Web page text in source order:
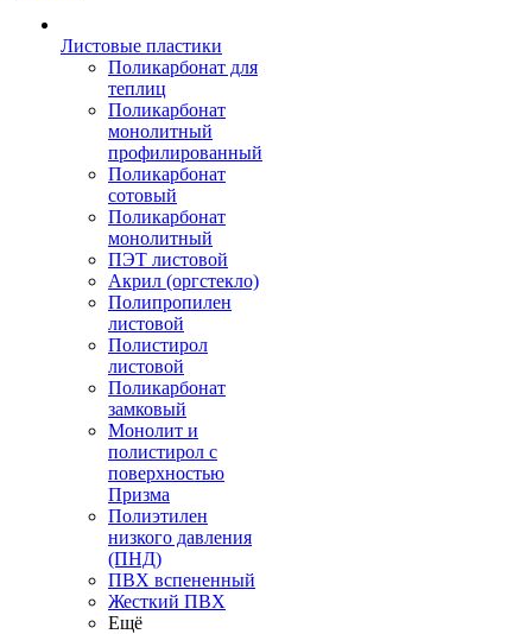
Листовые пластики
Поликарбонат для
теплиц
Поликарбонат
монолитный
профилированный
Поликарбонат
сотовый
Поликарбонат
монолитный
ПЭТ листовой
Акрил (оргстекло)
Полипропилен
листовой
Полистирол
листовой
Поликарбонат
замковый
Монолит и
полистирол с
поверхностью
Призма
Полиэтилен
низкого давления
(ПНД)
ПВХ вспененный
Жесткий ПВХ
Ещё